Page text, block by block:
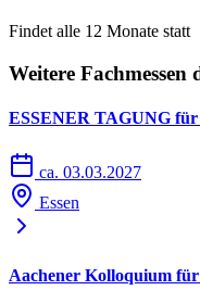
Findet alle 12 Monate statt
Weitere Fachmessen
ESSENER TAGUNG für
ca. 03.03.2027
Essen
Aachener Kolloquium